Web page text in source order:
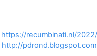
https://recumbinati.nl/
http://